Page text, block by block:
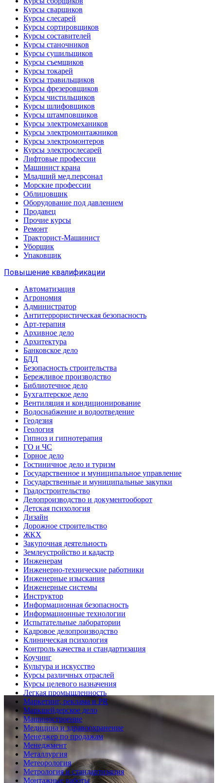
Курсы сварщиков
Курсы слесарей
Курсы сортировщиков
Курсы составителей
Курсы станочников
Курсы сушильщиков
Курсы съемщиков
Курсы токарей
Курсы травильщиков
Курсы фрезеровщиков
Курсы чистильщиков
Курсы шлифовщиков
Курсы штамповщиков
Курсы электромехаников
Курсы электромонтажников
Курсы электромонтеров
Курсы электрослесарей
Лифтовые профессии
Машинист крана
Младщий мед.персонал
Морские профессии
Облицовщик
Оборудование под давлением
Продавец
Прочие курсы
Ремонт
Тракторист-Машинист
Уборщик
Упаковщик
Повышение квалификации
Автоматизация
Агрономия
Администратор
Антитеррористическая безопасность
Арт-терапия
Архивное дело
Архитектура
Банковское дело
БДД
Безопасность строительства
Бережливое производство
Библиотечное дело
Бухгалтерское дело
Вентиляция и кондиционирование
Водоснабжение и водоотведение
Геодезия
Геология
Гипноз и гипнотерапия
ГО и ЧС
Горное дело
Гостиничное дело и туризм
Государственное и муниципальное управление
Государственные и муниципальные закупки
Градостроительство
Делопроизводство и документооборот
Детская психология
Дизайн
Дорожное строительство
ЖКХ
Закупочная деятельность
Землеустройство и кадастр
Инженерам
Инженерно-технические работники
Инженерные изыскания
Инженерные системы
Инструктор
Информационная безопасность
Информационные технологии
Испытательные лаборатории
Кадровое делопроизводство
Клиническая психология
Контроль качества и стандартизация
Коучинг
Культура и искусство
Курсы различных отраслей
Курсы целевого назначения
Легкая промышленность
Маркетинг, реклама и PR
Маркшейдерское дело
Машиностроение
Медицина и здравоохранение
Менеджер по продажам
Менеджмент
Металлургия
Метеорология
Метрология и стандартизация
Монтажные работы